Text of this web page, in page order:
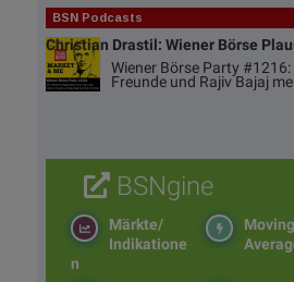
BSN Podcasts
Christian Drastil: Wiener Börse
Wiener Börse Party
Freunde und Rajiv Bajaj
BSNgine
Moving
Märkte/
Indikatione
n